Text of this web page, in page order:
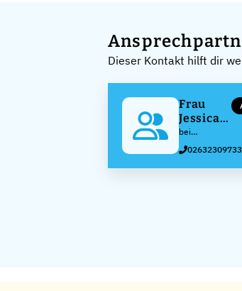
Dieser Kontakt hilft dir
Frau
Jessica
Koll
bei
thyssenkrupp
Rasselstein
GmbH